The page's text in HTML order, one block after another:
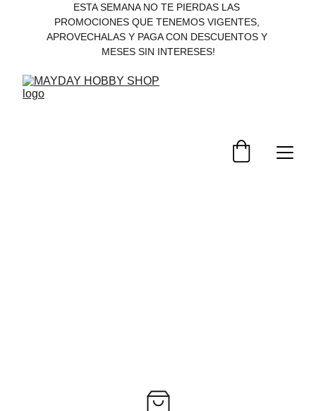
ESTA SEMANA NO TE PIERDAS LAS
PROMOCIONES QUE TENEMOS VIGENTES,
APROVECHALAS Y PAGA CON DESCUENTOS Y
MESES SIN INTERESES!